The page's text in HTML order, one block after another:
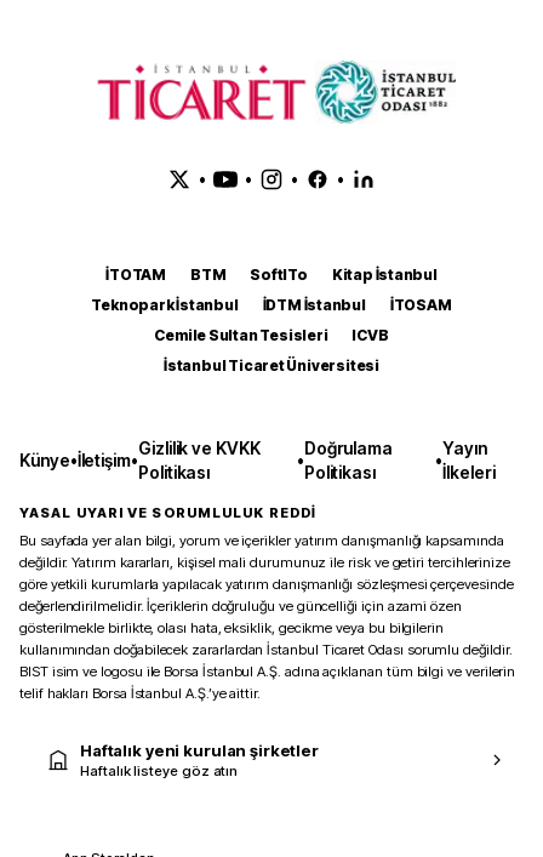
• • • •
İTOTAM BTM SoftITo
Kitap İstanbul
Teknopark İstanbul
İDTM İstanbul
İTOSAM
Cemile Sultan Tesisleri
ICVB
İstanbul Ticaret Üniversitesi
Künye•İletişim•
Gizlilik ve KVKK
Politikası
•
Doğrulama
Politikası
•
Yayın
İlkeleri
YASAL UYARI VE SORUMLULUK REDDİ
Bu sayfada yer alan bilgi, yorum ve içerikler yatırım danışmanlığı kapsamında
değildir. Yatırım kararları, kişisel mali durumunuz ile risk ve getiri tercihlerinize
göre yetkili kurumlarla yapılacak yatırım danışmanlığı sözleşmesi çerçevesinde
değerlendirilmelidir. İçeriklerin doğruluğu ve güncelliği için azami özen
gösterilmekle birlikte, olası hata, eksiklik, gecikme veya bu bilgilerin
kullanımından doğabilecek zararlardan İstanbul Ticaret Odası sorumlu değildir.
BIST isim ve logosu ile Borsa İstanbul A.Ş. adına açıklanan tüm bilgi ve verilerin
telif hakları Borsa İstanbul A.Ş.’ye aittir.
Haftalık yeni kurulan şirketler
Haftalık listeye göz atın